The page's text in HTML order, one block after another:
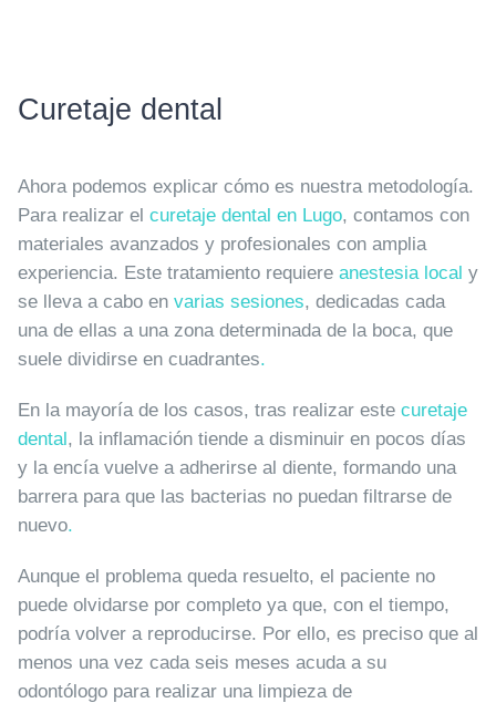
Curetaje dental
Ahora podemos explicar cómo es nuestra metodología.
Para realizar el curetaje dental en Lugo, contamos con
materiales avanzados y profesionales con amplia
experiencia. Este tratamiento requiere anestesia local y
se lleva a cabo en varias sesiones, dedicadas cada
una de ellas a una zona determinada de la boca, que
suele dividirse en cuadrantes.
En la mayoría de los casos, tras realizar este curetaje
dental, la inflamación tiende a disminuir en pocos días
y la encía vuelve a adherirse al diente, formando una
barrera para que las bacterias no puedan filtrarse de
nuevo.
Aunque el problema queda resuelto, el paciente no
puede olvidarse por completo ya que, con el tiempo,
podría volver a reproducirse. Por ello, es preciso que al
menos una vez cada seis meses acuda a su
odontólogo para realizar una limpieza de